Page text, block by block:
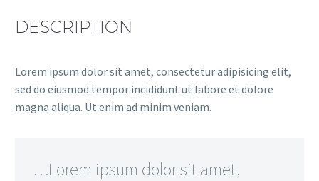
DESCRIPTION
Lorem ipsum dolor sit amet, consectetur adipisicing elit,
sed do eiusmod tempor incididunt ut labore et dolore
magna aliqua. Ut enim ad minim veniam.
…Lorem ipsum dolor sit amet,